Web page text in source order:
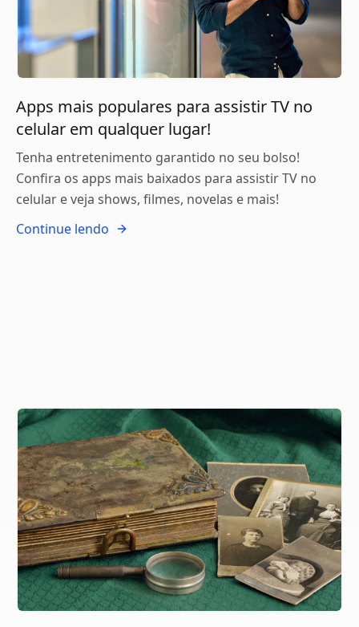
Apps mais populares para assistir TV no
celular em qualquer lugar!
Tenha entretenimento garantido no seu bolso!
Confira os apps mais baixados para assistir TV no
celular e veja shows, filmes, novelas e mais!
Continue lendo